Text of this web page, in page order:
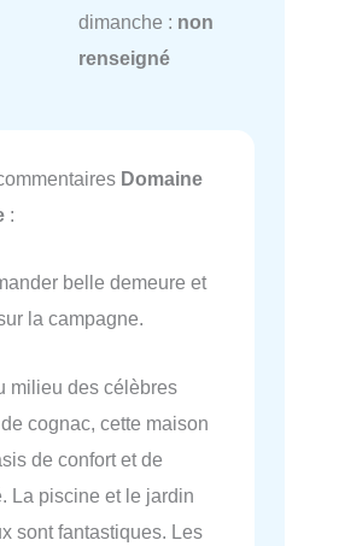
dimanche : non
renseigné
Domaine
:
belle demeure et
la campagne.
milieu des célèbres
cognac, cette maison
de confort et de
La piscine et le jardin
sont fantastiques. Les